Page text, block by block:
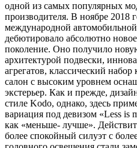
одной из самых популярных
производителя. В ноябре 2018
международной
дебютировало абсолютно
поколение. Оно получило
архитектурой подвески,
агрегатов, классический
салон с высоким уровнем
экстерьер. Как и прежде,
стиле Kodo, однако, здесь
вариация под девизом «Less is
как «меньше- лучше».
более спокойный силуэт с